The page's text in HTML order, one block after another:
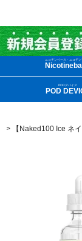
ニコチンリキッ
メンソール
他の条件から探
ニコチンベース・ニコチン
PODデバイス
POD
> 【Naked100 Ice ネ